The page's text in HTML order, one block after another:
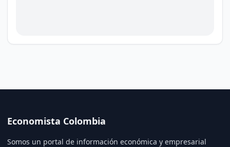
Economista Colombia
Somos un portal de información económica y empresarial